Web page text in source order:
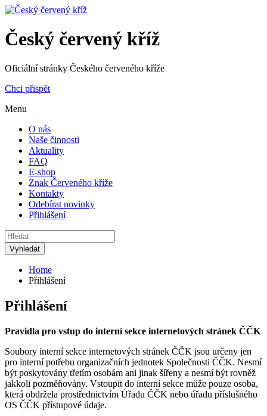
Český červený kříž
Oficiální stránky Českého červeného kříže
Chci přispět
Menu
O nás
Naše činnosti
Aktuality
FAQ
E-shop
Znak Červeného kříže
Kontakty
Odebírat novinky
Přihlášení
Home
Přihlášení
Přihlášení
Pravidla pro vstup do interní sekce internetových stránek ČČK
Soubory interní sekce internetových stránek ČČK jsou určeny jen
pro interní potřebu organizačních jednotek Společnosti ČČK. Nesmí
být poskytovány třetím osobám ani jinak šířeny a nesmí být rovněž
jakkoli pozměňovány. Vstoupit do interní sekce může pouze osoba,
která obdržela prostřednictvím Úřadu ČČK nebo úřadu příslušného
OS ČČK přístupové údaje.